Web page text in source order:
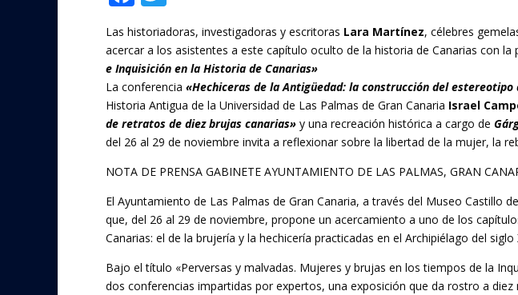
ac
e
b
o
o
k
w
itt
er
Las historiadoras, investigadoras y escritoras Lara Martínez, célebres
acercar a los asistentes a este capítulo oculto de la historia de Canarias con la
e Inquisición en la Historia de Canarias»
La conferencia «Hechiceras de la Antigüedad: la construcción del estereotipo
Historia Antigua de la Universidad de Las Palmas de Gran Canaria Israel
de retratos de diez brujas canarias» y una recreación histórica a cargo de
del 26 al 29 de noviembre invita a reflexionar sobre la libertad de la mujer, la
NOTA DE PRENSA GABINETE AYUNTAMIENTO DE LAS PALMAS, GRAN
El Ayuntamiento de Las Palmas de Gran Canaria, a través del Museo Castillo
que, del 26 al 29 de noviembre, propone un acercamiento a uno de los
Canarias: el de la brujería y la hechicería practicadas en el Archipiélago del siglo
Bajo el título «Perversas y malvadas. Mujeres y brujas en los tiempos de la
dos conferencias impartidas por expertos, una exposición que da rostro a